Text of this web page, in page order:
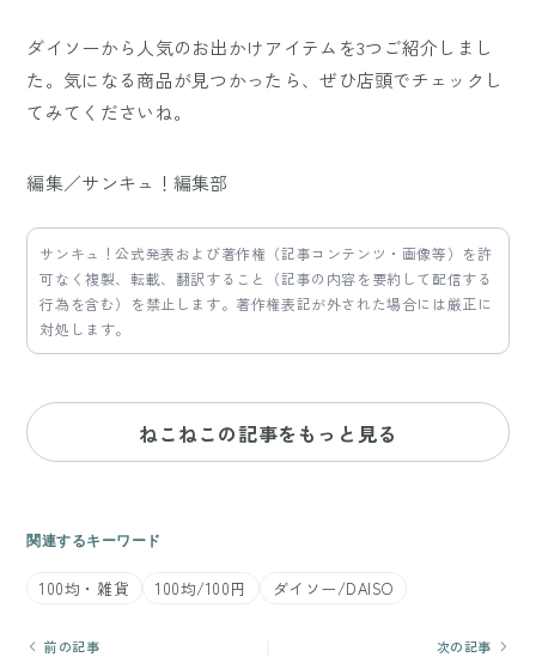
ダイソーから人気のお出かけアイテムを3つご紹介しまし
た。気になる商品が見つかったら、ぜひ店頭でチェックし
てみてくださいね。
編集／サンキュ！編集部
サンキュ！公式発表および著作権（記事コンテンツ・画像等）を許
可なく複製、転載、翻訳すること（記事の内容を要約して配信する
行為を含む）を禁止します。著作権表記が外された場合には厳正に
対処します。
ねこねこの記事をもっと見る
関連するキーワード
100均・雑貨 100均/100円 ダイソー/DAISO
前の記事 次の記事